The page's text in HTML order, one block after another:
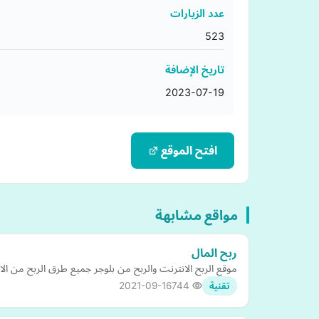
عدد الزيارات
523
تاريخ الإضافة
2023-07-19
افتح الموقع
مواقع مشابهة
ربح المال
موقع الربح الانترنت والربح من بلوجر جميع طرق الربح من
تقنية 2021-09-16